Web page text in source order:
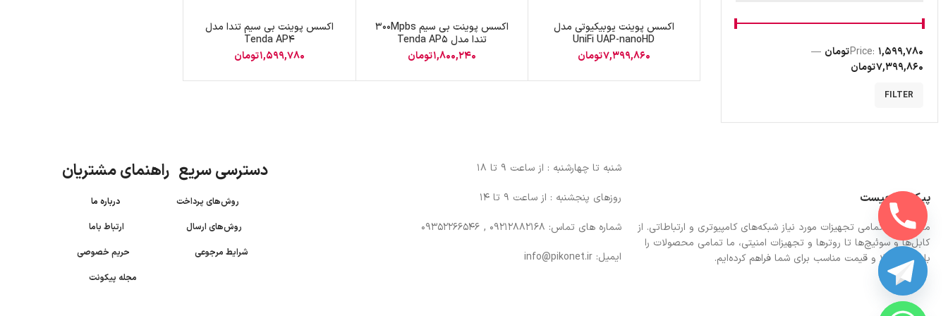
پچ پنل SFTP
پچ پنل UTP
FILTER
Price: 1,599,780 تومان
—
7,399,860 تومان
اکسس پوینت یوبیکیوتی مدل
UniFi UAP-nanoHD
7,399,860تومان
اکسس پوینت بی سیم 300Mpbs
تندا مدل Tenda AP5
1,800,240تومان
اکسس پوینت بی‌ سیم تندا مدل
Tenda AP4
1,599,780تومان
پیکونت چیست
ما در اینجا تمامی تجهیزات مورد نیاز شبکه‌های کامپیوتری و ارتباطاتی. از
کابل‌ها و سوئیچ‌ها تا روترها و تجهیزات امنیتی، ما تمامی محصولات را
با کیفیت بالا و قیمت مناسب برای شما فراهم کرده‌ایم.
شنبه تا چهارشنبه : از ساعت 9 تا 18
روزهای پنجشنبه : از ساعت 9 تا 14
شماره های تماس: 09212882168 , 09352266546
ایمیل: info@pikonet.ir
دسترسی سریع راهنمای مشتریان
روش‌های پرداختدرباره ما
روش‌های ارسال
ارتباط باما
شرایط مرجوعی
حریم خصوصی
مجله پیکونت